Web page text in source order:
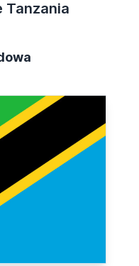
Tanzania